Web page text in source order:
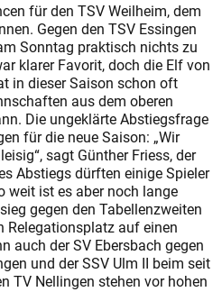
für den TSV Weilheim, dem
Gegen den TSV Essingen
Sonntag praktisch nichts zu
klarer Favorit, doch die Elf von
in dieser Saison schon oft
aus dem oberen
Die ungeklärte Abstiegsfrage
für die neue Saison: „Wir
sagt Günther Friess, der
Abstiegs dürften einige Spieler
weit ist es aber noch lange
gegen den Tabellenzweiten
Relegationsplatz auf einen
auch der SV Ebersbach gegen
und der SSV Ulm II beim seit
TV Nellingen stehen vor hohen